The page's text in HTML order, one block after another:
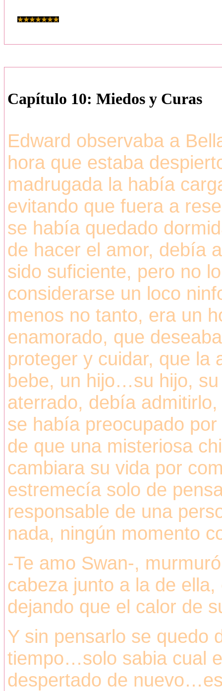
Capítulo 10: Miedos y Curas
Edward observaba a
hora que estaba
madrugada la había
evitando que fuera a
se había quedado
de hacer el amor, debía
sido suficiente, pero no
considerarse un loco
menos no tanto, era un
enamorado, que
proteger y cuidar, que la
bebe, un hijo…su hijo,
aterrado, debía
se había preocupado
de que una misteriosa
cambiara su vida por
estremecía solo de
responsable de una
nada, ningún momento
-Te amo Swan-,
cabeza junto a la de
dejando que el calor de
Y sin pensarlo se quedo
tiempo…solo sabia cual
despertado de